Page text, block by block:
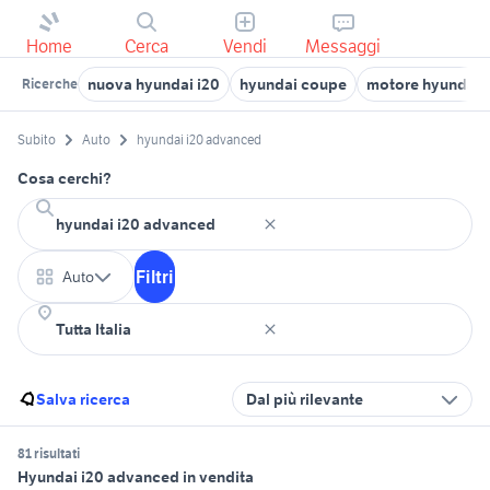
Home Cerca Vendi Messaggi
Ricerche nuova hyundai i20 hyundai coupe motore hyundai
Subito Auto hyundai i20 advanced
Cosa cerchi?
Auto Filtri
Salva ricerca Dal più rilevante
81 risultati
Hyundai i20 advanced in vendita